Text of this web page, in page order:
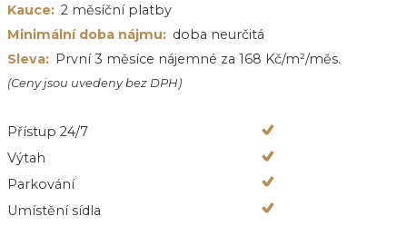
Kauce: 2 měsíční platby
Minimální doba nájmu: doba neurčitá
Sleva: První 3 měsíce nájemné za 168 Kč/m²/měs.
(Ceny jsou uvedeny bez DPH)
Přístup 24/7
Výtah
Parkování
Umístění sídla